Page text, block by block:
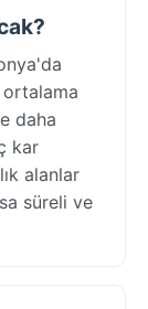
daha
kar
alanlar
süreli ve